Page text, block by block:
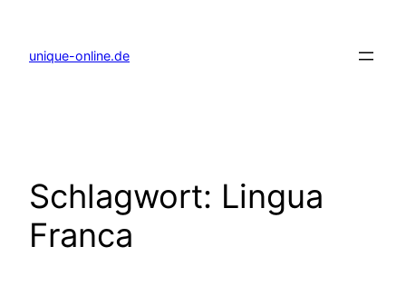
springen
unique-online.de
Schlagwort: Lingua
Franca